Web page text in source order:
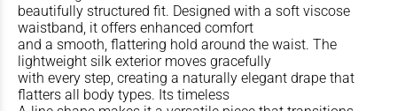
beautifully structured fit. Designed with a soft viscose
waistband, it offers enhanced comfort
and a smooth, flattering hold around the waist. The
lightweight silk exterior moves gracefully
with every step, creating a naturally elegant drape that
flatters all body types. Its timeless